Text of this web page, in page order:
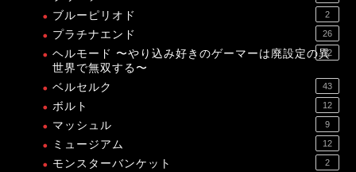
ブルーピリオド 2
プラチナエンド 26
ヘルモード 〜やり込み好きのゲーマーは廃設定の異
世界で無双する〜
12
ベルセルク 43
ボルト 12
マッシュル 9
ミュージアム 12
モンスターバンケット 2